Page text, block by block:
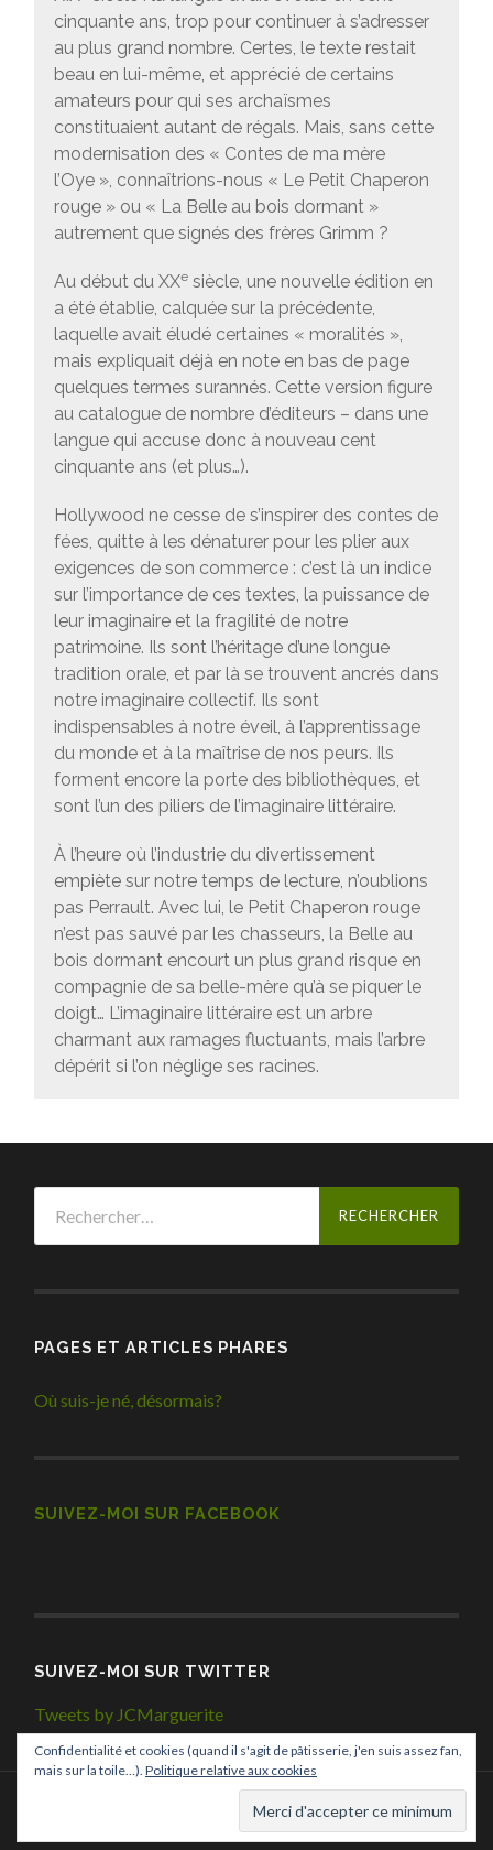
cinquante ans, trop pour continuer à s’adresser
au plus grand nombre. Certes, le texte restait
beau en lui-même, et apprécié de certains
amateurs pour qui ses archaïsmes
constituaient autant de régals. Mais, sans cette
modernisation des « Contes de ma mère
l’Oye », connaîtrions-nous « Le Petit Chaperon
rouge » ou « La Belle au bois dormant »
autrement que signés des frères Grimm ?
Au début du XXesiècle, une nouvelle édition en
a été établie, calquée sur la précédente,
laquelle avait éludé certaines « moralités »,
mais expliquait déjà en note en bas de page
quelques termes surannés. Cette version figure
au catalogue de nombre d’éditeurs – dans une
langue qui accuse donc à nouveau cent
cinquante ans (et plus…).
Hollywood ne cesse de s’inspirer des contes de
fées, quitte à les dénaturer pour les plier aux
exigences de son commerce : c’est là un indice
sur l’importance de ces textes, la puissance de
leur imaginaire et la fragilité de notre
patrimoine. Ils sont l’héritage d’une longue
tradition orale, et par là se trouvent ancrés dans
notre imaginaire collectif. Ils sont
indispensables à notre éveil, à l’apprentissage
du monde et à la maîtrise de nos peurs. Ils
forment encore la porte des bibliothèques, et
sont l’un des piliers de l’imaginaire littéraire.
À l’heure où l’industrie du divertissement
empiète sur notre temps de lecture, n’oublions
pas Perrault. Avec lui, le Petit Chaperon rouge
n’est pas sauvé par les chasseurs, la Belle au
bois dormant encourt un plus grand risque en
compagnie de sa belle-mère qu’à se piquer le
doigt… L’imaginaire littéraire est un arbre
charmant aux ramages fluctuants, mais l’arbre
dépérit si l’on néglige ses racines.
PAGES ET ARTICLES PHARES
Où suis-je né, désormais?
SUIVEZ-MOI SUR FACEBOOK
SUIVEZ-MOI SUR TWITTER
Tweets by JCMarguerite
JEAN-CLAUDE MARGUERITE—UP ↑
Confidentialité et cookies (quand il s'agit de pâtisserie, j'en suis assez fan,
mais sur la toile…). Politique relative aux cookies